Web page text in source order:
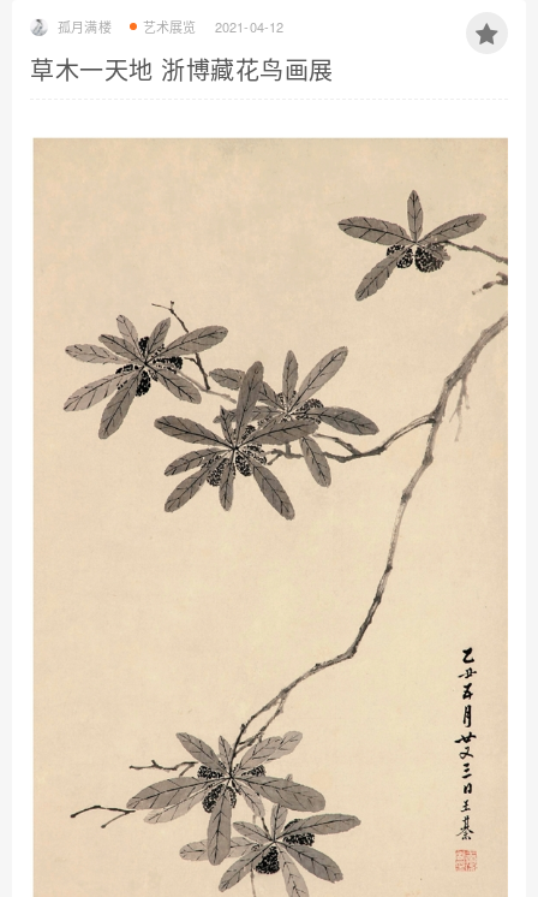
孤月满楼 艺术展览 2021-04-12
草木一天地 浙博藏花鸟画展